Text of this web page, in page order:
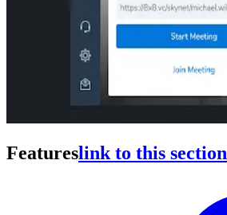
Featureslink to this section